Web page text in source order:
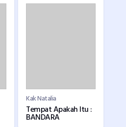
Kak Natalia
Tempat Apakah Itu :
BANDARA